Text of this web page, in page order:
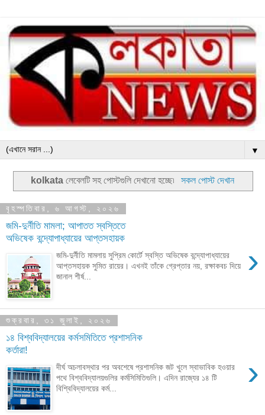
▼
kolkata লেবেলটি সহ পোস্টগুলি দেখানো হচ্ছে৷ সকল পোস্ট দেখান
বৃহস্পতিবার, ৬ আগস্ট, ২০২৬
জমি-দুর্নীতি মামলা; আপাতত স্বস্তিতে
অভিষেক বন্দ্যোপাধ্যায়ের আপ্তসহায়ক
›
জমি-দুর্নীতি মামলায় সুপ্রিম কোর্টে স্বস্তি অভিষেক বন্দ্যোপাধ্যায়ের
আপ্তসহায়ক সুমিত রায়ের। এখনই তাঁকে গ্রেপ্তার নয়, রক্ষাকবচ দিয়ে
জানাল শীর্ষ...
শুক্রবার, ৩১ জুলাই, ২০২৬
১৪ বিশ্ববিদ্যালয়ের কর্মসমিতিতে প্রশাসনিক
কর্তারা!
›
দীর্ঘ অচলাবস্থার পর অবশেষে প্রশাসনিক জট খুলে স্বাভাবিক হওয়ার
পথে বিশ্ববিদ্যালয়গুলির কর্মসিমিতিগুলি। এদিন রাজ্যের ১৪ টি
বিশ্বিবিদ্যালয়ের কর্ম...